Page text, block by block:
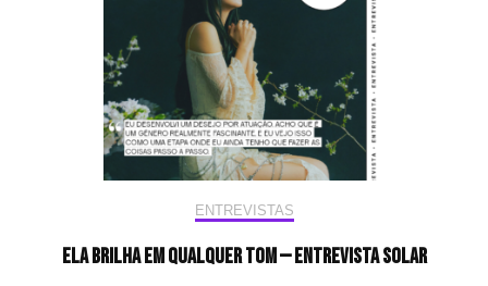
ENTREVISTAS
Ela brilha em qualquer tom — Entrevista Solar